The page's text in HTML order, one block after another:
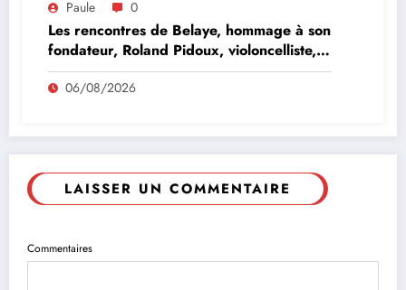
Paule 0
Les rencontres de Belaye, hommage à son
fondateur, Roland Pidoux, violoncelliste,
le vendredi 07 août 2026
06/08/2026
LAISSER UN COMMENTAIRE
Commentaires